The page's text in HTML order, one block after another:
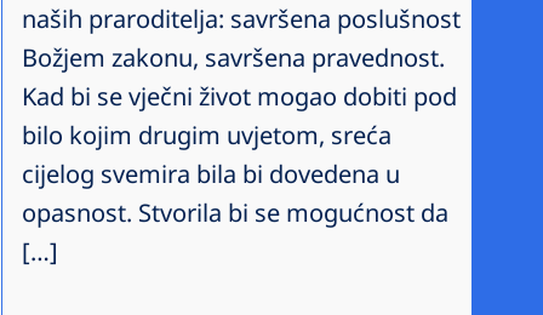
naših praroditelja: savršena poslušnost
Božjem zakonu, savršena pravednost.
Kad bi se vječni život mogao dobiti pod
bilo kojim drugim uvjetom, sreća
cijelog svemira bila bi dovedena u
opasnost. Stvorila bi se mogućnost da
[…]